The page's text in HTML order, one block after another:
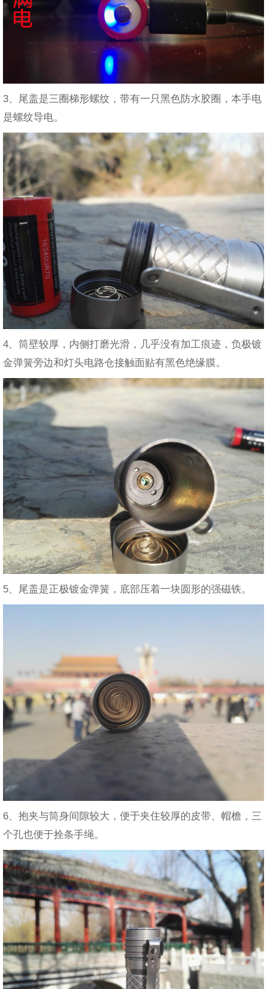
3、尾盖是三圈梯形螺纹，带有一只黑色防水胶圈，本手电
是螺纹导电。
4、筒壁较厚，内侧打磨光滑，几乎没有加工痕迹，负极镀
金弹簧旁边和灯头电路仓接触面贴有黑色绝缘膜。
5、尾盖是正极镀金弹簧，底部压着一块圆形的强磁铁。
6、抱夹与筒身间隙较大，便于夹住较厚的皮带、帽檐，三
个孔也便于拴条手绳。